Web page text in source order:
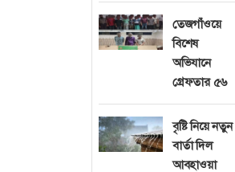
তেজগাঁওয়ে
বিশেষ
অভিযানে
গ্রেফতার ৫৬
বৃষ্টি নিয়ে নতুন
বার্তা দিল
আবহাওয়া